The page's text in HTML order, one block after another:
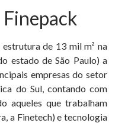
Finepack
de 13 mil m² na
estado de São Paulo) a
empresas do setor
do Sul, contando com
aqueles que trabalham
a Finetech) e tecnologia